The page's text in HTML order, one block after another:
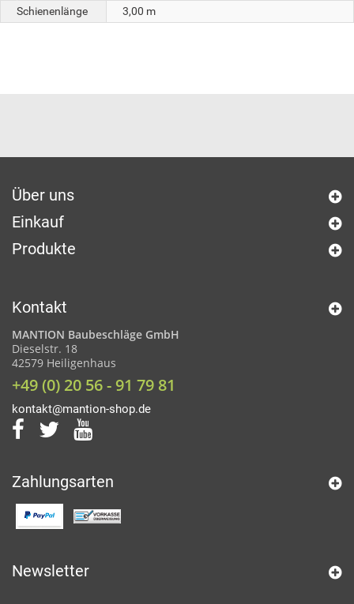
Schienenlänge 3,00 m
Über uns
Einkauf
Produkte
Kontakt
MANTION Baubeschläge GmbH
Dieselstr. 18
42579 Heiligenhaus
+49 (0) 20 56 - 91 79 81
kontakt@mantion-shop.de
Zahlungsarten
Newsletter